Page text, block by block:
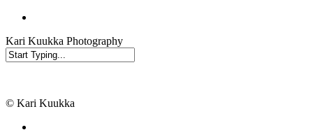
Kari Kuukka Photography
© Kari Kuukka